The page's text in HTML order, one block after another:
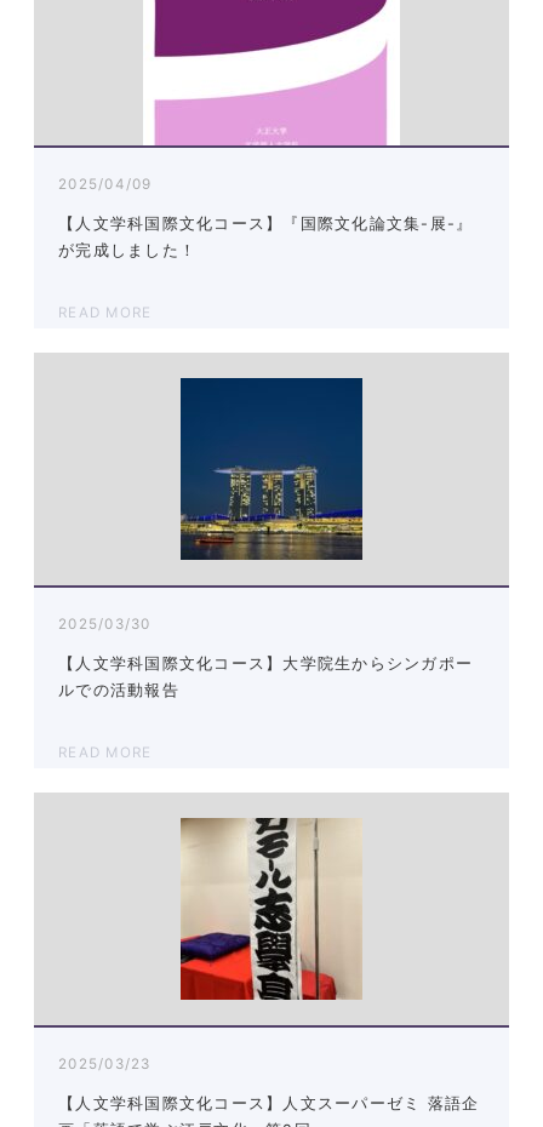
2025/04/09
【人文学科国際文化コース】『国際文化論文集-展-』
が完成しました！
READ MORE
2025/03/30
【人文学科国際文化コース】大学院生からシンガポー
ルでの活動報告
READ MORE
2025/03/23
【人文学科国際文化コース】人文スーパーゼミ 落語企